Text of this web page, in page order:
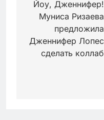
по
записям
Йоу, Дженнифер!
Муниса Ризаева
предложила
Дженнифер Лопес
сделать коллаб